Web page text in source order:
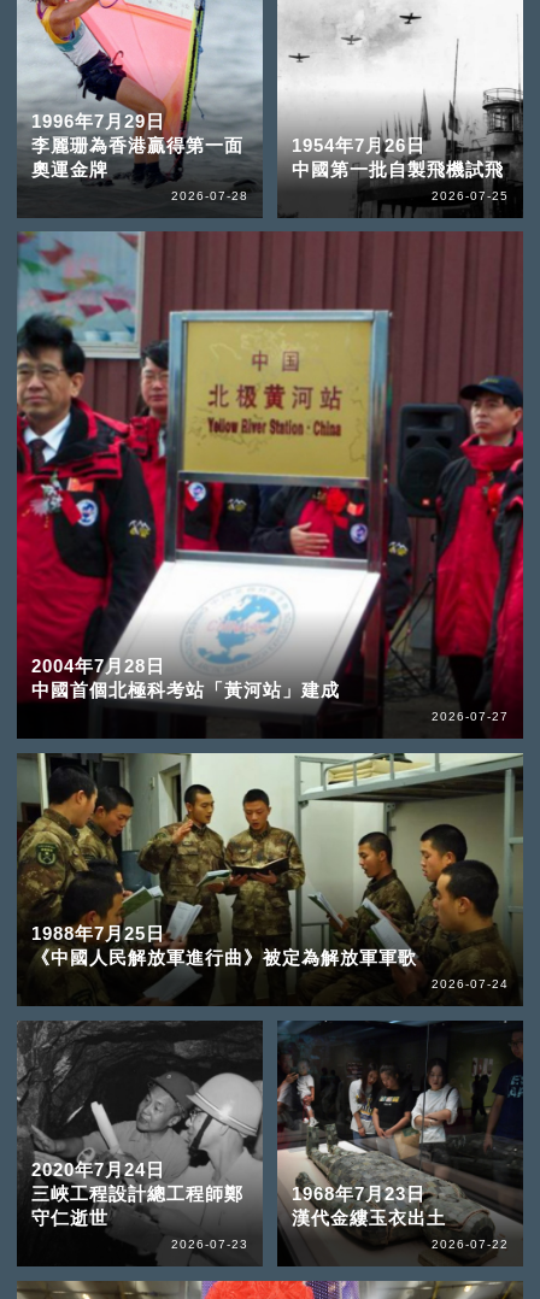
1996年7月29日
李麗珊為香港贏得第一面
奧運金牌
2026-07-28
2004年7月28日
中國首個北極科考站「黃河站」建成
2026-07-27
1954年7月26日
中國第一批自製飛機試飛
2026-07-25
1988年7月25日
《中國人民解放軍進行曲》被定為解放軍軍歌
2026-07-24
2020年7月24日
三峽工程設計總工程師鄭
守仁逝世
2026-07-23
1968年7月23日
漢代金縷玉衣出土
2026-07-22